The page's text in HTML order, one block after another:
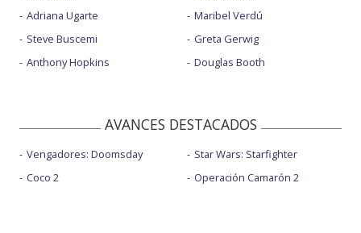
Adriana Ugarte
Steve Buscemi
Anthony Hopkins
Maribel Verdú
Greta Gerwig
Douglas Booth
AVANCES DESTACADOS
Vengadores: Doomsday
Coco 2
Star Wars: Starfighter
Operación Camarón 2